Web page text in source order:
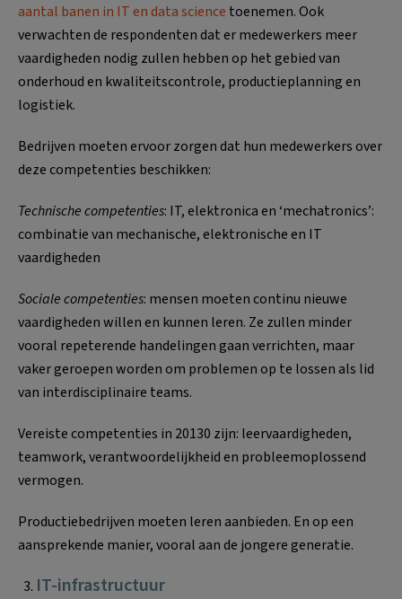
aantal banen in IT en data science toenemen. Ook
verwachten de respondenten dat er medewerkers meer
vaardigheden nodig zullen hebben op het gebied van
onderhoud en kwaliteitscontrole, productieplanning en
logistiek.
Bedrijven moeten ervoor zorgen dat hun medewerkers over
deze competenties beschikken:
Technische competenties: IT, elektronica en ‘mechatronics’:
combinatie van mechanische, elektronische en IT
vaardigheden
Sociale competenties: mensen moeten continu nieuwe
vaardigheden willen en kunnen leren. Ze zullen minder
vooral repeterende handelingen gaan verrichten, maar
vaker geroepen worden om problemen op te lossen als lid
van interdisciplinaire teams.
Vereiste competenties in 20130 zijn: leervaardigheden,
teamwork, verantwoordelijkheid en probleemoplossend
vermogen.
Productiebedrijven moeten leren aanbieden. En op een
aansprekende manier, vooral aan de jongere generatie.
IT-infrastructuur